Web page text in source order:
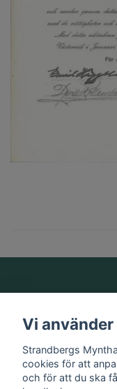
Information
Vi
Strandbergs
cookies för att
och för att du ska